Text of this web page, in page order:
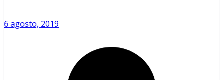
6 agosto, 2019